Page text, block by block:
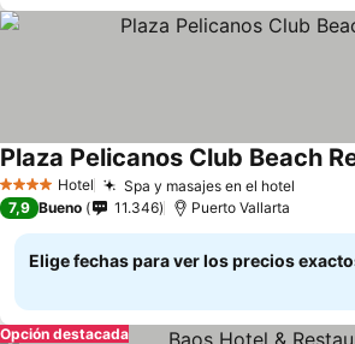
4 EstrellasHotel Spa y masajes en el hotel
Plaza Pelicanos Club Beach
7,9 Bueno 11.346 Puerto Vallarta
Elige fechas para ver los precios
Opción destacada